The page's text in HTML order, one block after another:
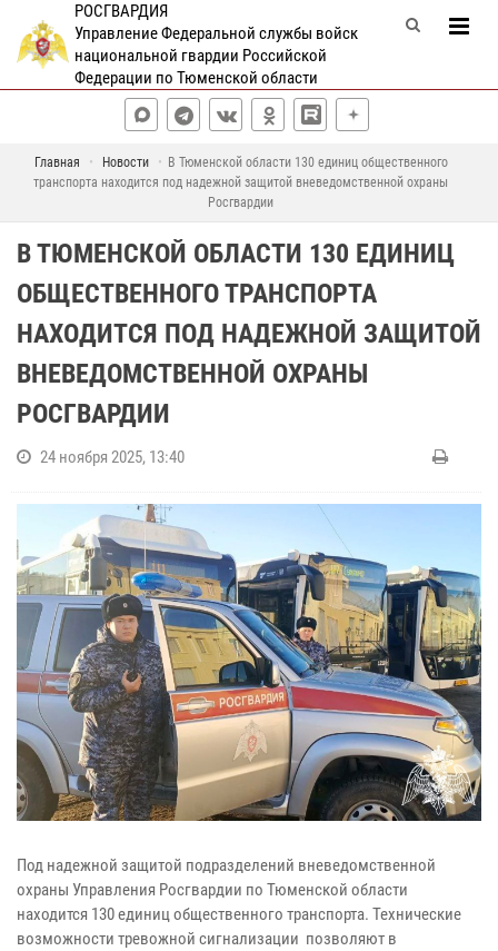
РОСГВАРДИЯ
Управление Федеральной службы войск
национальной гвардии Российской
Федерации по Тюменской области
Главная Новости
В Тюменской области 130 единиц общественного
транспорта находится под надежной защитой вневедомственной охраны
Росгвардии
В ТЮМЕНСКОЙ ОБЛАСТИ 130 ЕДИНИЦ
ОБЩЕСТВЕННОГО ТРАНСПОРТА
НАХОДИТСЯ ПОД НАДЕЖНОЙ ЗАЩИТОЙ
ВНЕВЕДОМСТВЕННОЙ ОХРАНЫ
РОСГВАРДИИ
24 ноября 2025, 13:40
Под надежной защитой подразделений вневедомственной
охраны Управления Росгвардии по Тюменской области
находится 130 единиц общественного транспорта. Технические
возможности тревожной сигнализации позволяют в